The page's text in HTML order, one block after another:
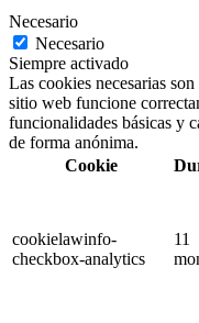
Necesario
Necesario
Siempre activado
Las cookies necesarias
sitio web funcione
funcionalidades básicas y
de forma anónima.
Cookie
cookielawinfo-
checkbox-analytics
11